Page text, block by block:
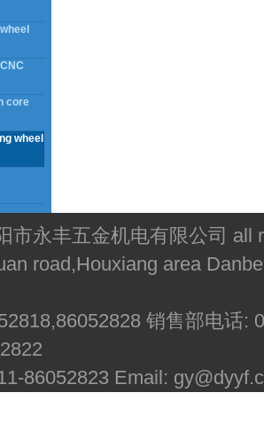
core
wheel
市永丰五金机电有限公司 all
road,Houxiang area
销售部电话:
86052823 Email: